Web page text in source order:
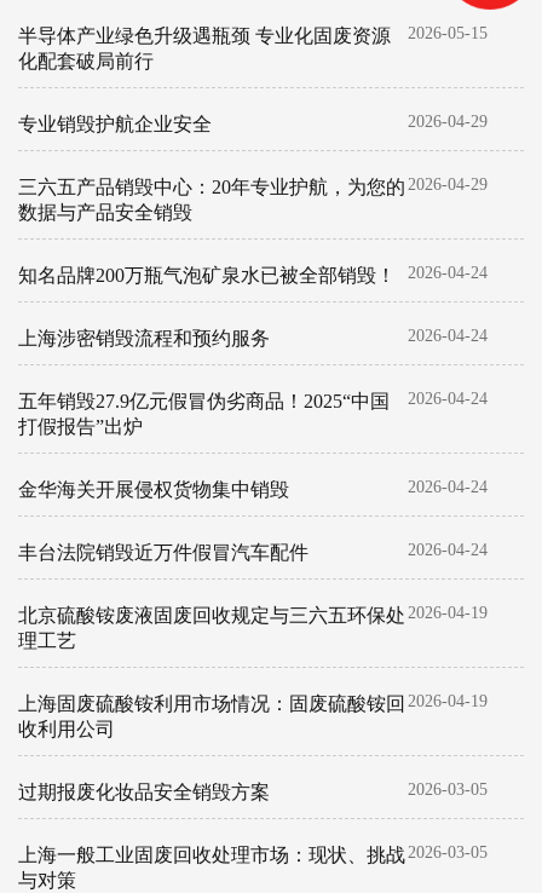
半导体产业绿色升级遇瓶颈 专业化固废资源
化配套破局前行
2026-05-15
专业销毁护航企业安全 2026-04-29
三六五产品销毁中心：20年专业护航，为您的
数据与产品安全销毁
2026-04-29
知名品牌200万瓶气泡矿泉水已被全部销毁！ 2026-04-24
上海涉密销毁流程和预约服务 2026-04-24
五年销毁27.9亿元假冒伪劣商品！2025“中国
打假报告”出炉
2026-04-24
金华海关开展侵权货物集中销毁 2026-04-24
丰台法院销毁近万件假冒汽车配件 2026-04-24
北京硫酸铵废液固废回收规定与三六五环保处
理工艺
2026-04-19
上海固废硫酸铵利用市场情况：固废硫酸铵回
收利用公司
2026-04-19
过期报废化妆品安全销毁方案 2026-03-05
上海一般工业固废回收处理市场：现状、挑战
与对策
2026-03-05